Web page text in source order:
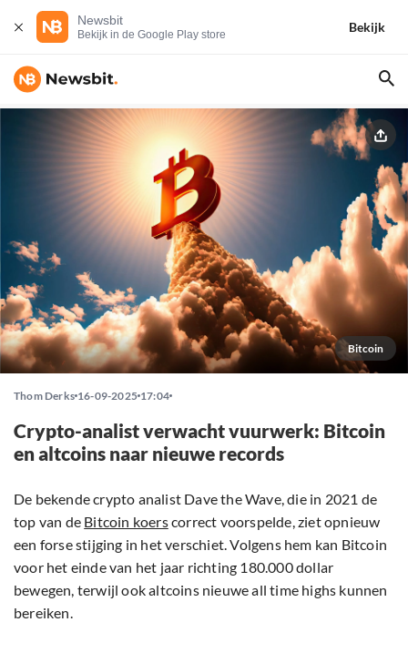
Newsbit
Bekijk in de Google Play store
Bekijk
Bitcoin
Thom Derks 16-09-2025 17:04
Crypto-analist verwacht vuurwerk: Bitcoin
en altcoins naar nieuwe records
De bekende crypto analist Dave the Wave, die in 2021 de
top van de Bitcoin koerscorrect voorspelde, ziet opnieuw
een forse stijging in het verschiet. Volgens hem kan Bitcoin
voor het einde van het jaar richting 180.000 dollar
bewegen, terwijl ook altcoins nieuwe all time highs kunnen
bereiken.